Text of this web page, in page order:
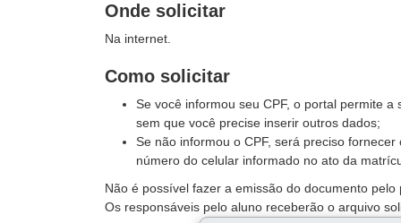
Onde solicitar
Na internet.
Como solicitar
Se você informou seu CPF, o portal permite
sem que você precise inserir outros dados;
Se não informou o CPF, será preciso
número do celular informado no ato da
Não é possível fazer a emissão do documento
Os responsáveis pelo aluno receberão o arquivo